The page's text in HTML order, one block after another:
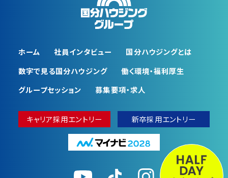
ホーム 社員インタビュー
国分ハウジングとは
数字で⾒る国分ハウジング
働く環境・福利厚⽣
グループセッション
募集要項・求人
キャリア採用エントリー 新卒採用エントリー